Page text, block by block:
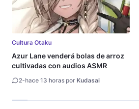
Cultura Otaku
Azur Lane venderá bolas de arroz
cultivadas con audios ASMR
2-hace 13 horas por Kudasai